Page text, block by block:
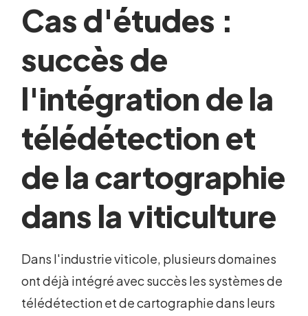
Cas d'études :
succès de
l'intégration de la
télédétection et
de la cartographie
dans la viticulture
Dans l'industrie viticole, plusieurs domaines
ont déjà intégré avec succès les systèmes de
télédétection et de cartographie dans leurs